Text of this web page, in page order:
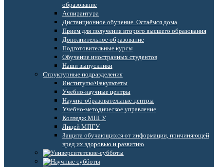
образование
Аспирантура
Дистанционное обучение. Остаёмся дома
Прием для получения второго высшего образования
Дополнительное образование
Подготовительные курсы
Обучение иностранных студентов
Наши выпускники
Структурные подразделения
Институты/Факультеты
Учебно-научные центры
Научно-образовательные центры
Учебно-методическое управление
Колледж МПГУ
Лицей МПГУ
Защита обучающихся от информации, причиняющей
вред их здоровью и развитию